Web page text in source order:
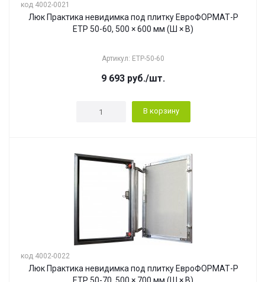
код 4002-0021
Люк Практика невидимка под плитку ЕвроФОРМАТ-Р
ЕТР 50-60, 500 × 600 мм (Ш × В)
Артикул: ЕТР-50-60
9 693 руб./шт.
В корзину
код 4002-0022
Люк Практика невидимка под плитку ЕвроФОРМАТ-Р